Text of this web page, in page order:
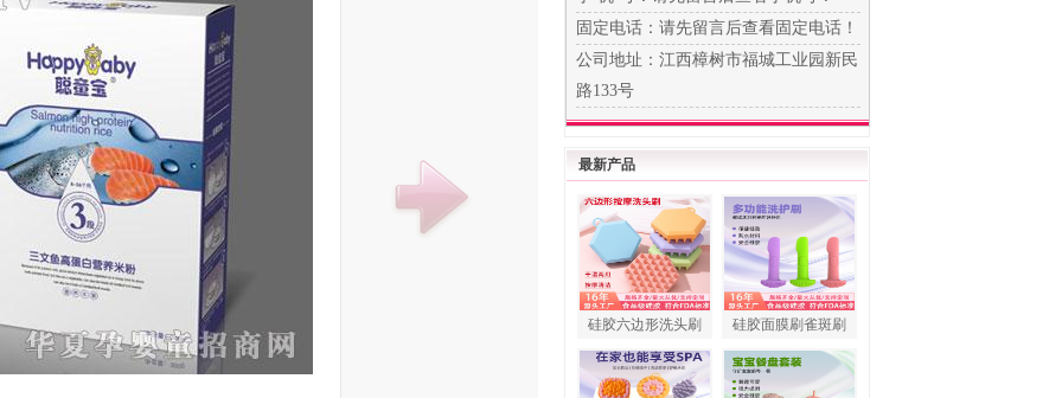
固定电话： 请先留言后查看固定电话！
公司地址：江西樟树市福城工业园新民
路133号
最新产品
硅胶六边形洗头刷 硅胶面膜刷雀斑刷